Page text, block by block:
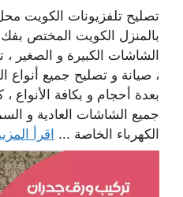
تصليح تلفزيونات الكويت
بالمنزل الكويت المختص بفك
الشاشات الكبيرة و الصغير
، صيانة و تصليح جميع أنواع
بعدة أحجام و بكافة الأنواع
جميع الشاشات العادية و
الكهرباء الخاصة ... اقرأ